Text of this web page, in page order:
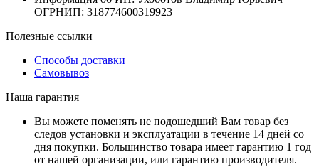
ОГРНИП: 318774600319923
Полезные ссылки
Способы доставки
Самовывоз
Наша гарантия
Вы можете поменять не подошедший Вам товар без
следов установки и эксплуатации в течение 14 дней со
дня покупки. Большинство товара имеет гарантию 1 год
от нашей организации, или гарантию производителя.